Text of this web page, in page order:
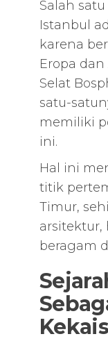
Salah
Istanbul
karena
Eropa
Selat
satu-
memiliki
ini.
Hal ini
titik
Timur,
beragam